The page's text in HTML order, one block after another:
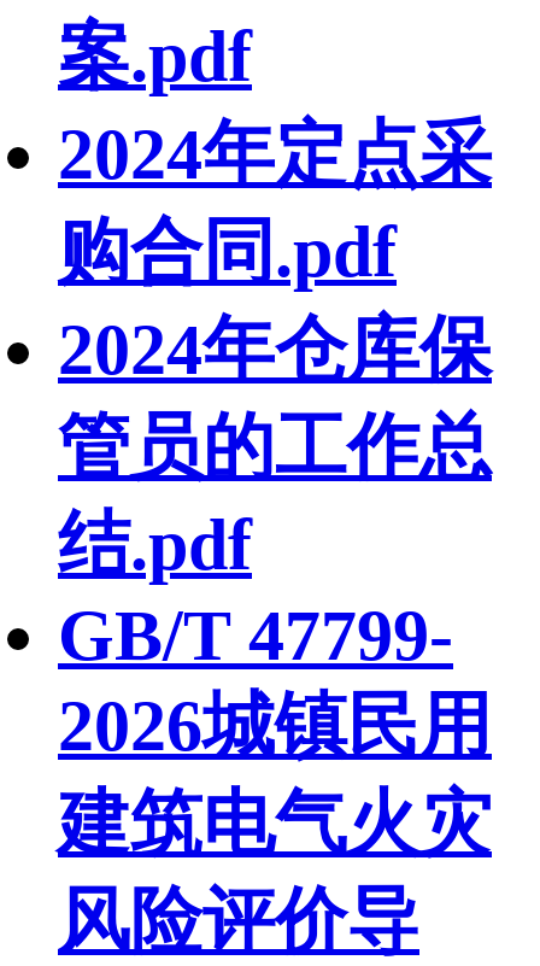
案.pdf
2024年定点采
购合同.pdf
2024年仓库保
管员的工作总
结.pdf
GB/T 47799-
2026城镇民用
建筑电气火灾
风险评价导